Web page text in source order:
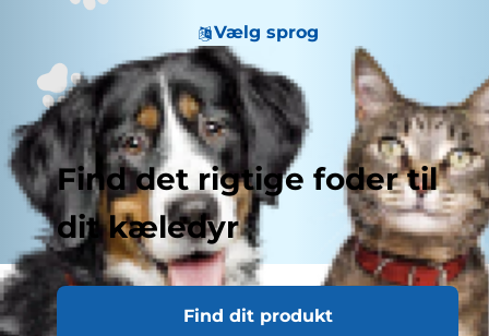
Vælg sprog
Find det rigtige foder til
dit kæledyr
Find dit produkt
Det er ikke usædvanligt, at hunde kaster op. Der
kan faktisk være mange grunde til, at din hund